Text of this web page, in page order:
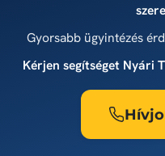
Gyorsabb ügyintézés
Kérjen segítséget Nyári